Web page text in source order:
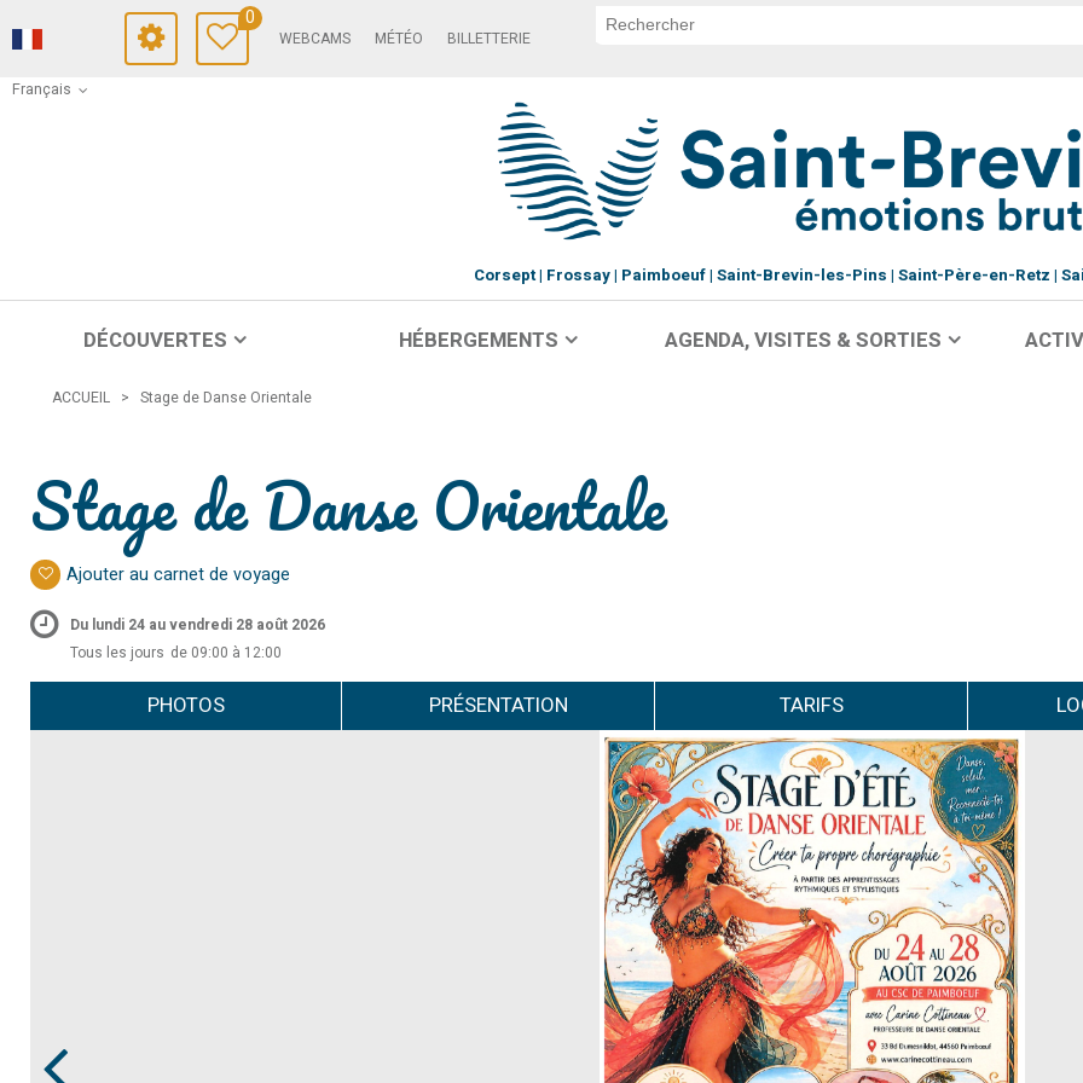
Français
0
WEBCAMS MÉTÉO BILLETTERIE
Corsept Frossay Paimboeuf Saint-Brevin-les-Pins Saint-Père-en-Retz
DÉCOUVERTES HÉBERGEMENTS AGENDA, VISITES & SORTIES
ACCUEIL > Stage de Danse Orientale
Stage de Danse Orientale
Ajouter au carnet de voyage
Du lundi 24 au vendredi 28 août 2026
Tous les jours de 09:00 à 12:00
PHOTOS PRÉSENTATION TARIFS